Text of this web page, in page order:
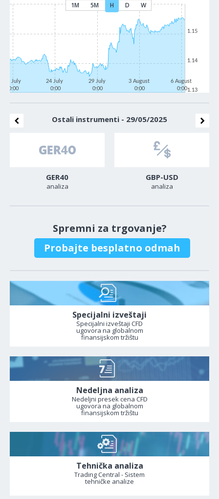
1M 5M H D W
21 July
0:00
24 July
0:00
29 July
0:00
3 August
0:00
6 August
0:001.13
1.14
1.15
Ostali instrumenti - 29/05/2025
GER40
analiza
GBP-USD
analiza
Spremni za trgovanje?
Probajte besplatno odmah
Specijalni izveštaji
Specijalni izveštaji CFD
ugovora na globalnom
finansijskom tržištu
Nedeljna analiza
Nedeljni presek cena CFD
ugovora na globalnom
finansijskom tržištu
Tehnička analiza
Trading Central - Sistem
tehničke analize